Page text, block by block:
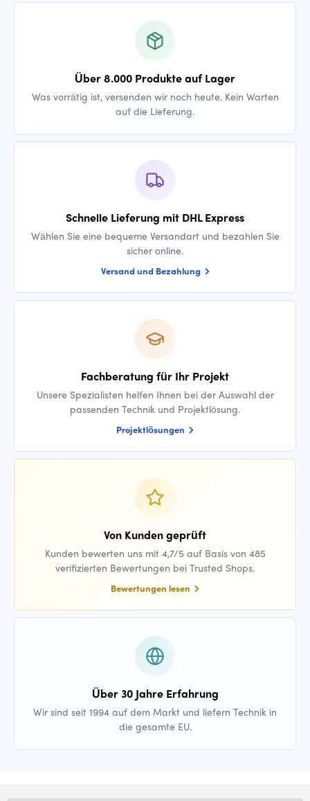
Über 8.000 Produkte auf Lager
Was vorrätig ist, versenden wir noch heute. Kein Warten
auf die Lieferung.
Schnelle Lieferung mit DHL Express
Wählen Sie eine bequeme Versandart und bezahlen Sie
sicher online.
Versand und Bezahlung
Fachberatung für Ihr Projekt
Unsere Spezialisten helfen Ihnen bei der Auswahl der
passenden Technik und Projektlösung.
Projektlösungen
Von Kunden geprüft
Kunden bewerten uns mit 4,7/5 auf Basis von 485
verifizierten Bewertungen bei Trusted Shops.
Bewertungen lesen
Über 30 Jahre Erfahrung
Wir sind seit 1994 auf dem Markt und liefern Technik in
die gesamte EU.